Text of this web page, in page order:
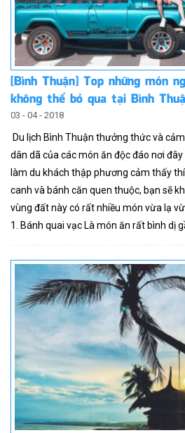
[Bình Thuận] Top những món
không thể bỏ qua tại Bình
03 - 04 - 2018
Du lịch Bình Thuận thưởng thức và
dân dã của các món ăn độc đáo nơi
làm du khách thập phương cảm thấy
canh và bánh căn quen thuộc, bạn sẽ
vùng đất này có rất nhiều món vừa lạ
1. Bánh quai vạc Là món ăn rất bình dị